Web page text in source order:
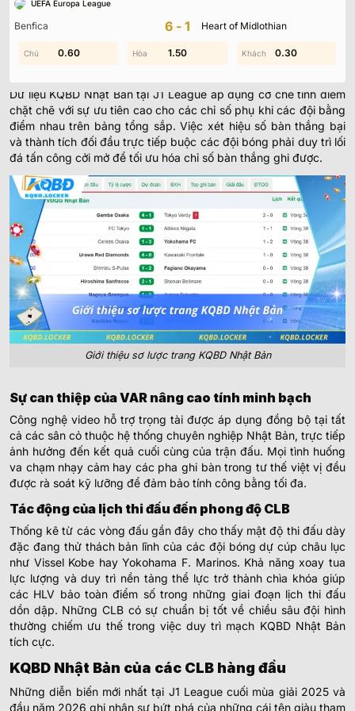
UEFA Europa League
Benfica 6-1 Heart of Midlothian
1.90 1.50 1.90
0.60 1.50 0.30
định về mặt cấu trúc giải đấu cùng tính chuyên nghiệp trong
công tác thống kê dữ liệu.
Dữ liệu KQBD Nhật Bản tại J1 League áp dụng cơ chế tính điểm
chặt chẽ với sự ưu tiên cao cho các chỉ số phụ khi các đội bằng
điểm nhau trên bảng tổng sắp. Việc xét hiệu số bàn thắng bại
và thành tích đối đầu trực tiếp buộc các đội bóng phải duy trì lối
đá tấn công cởi mở để tối ưu hóa chỉ số bàn thắng ghi được.
Giới thiệu sơ lược trang KQBD Nhật Bản
Sự can thiệp của VAR nâng cao tính minh bạch
Công nghệ video hỗ trợ trọng tài được áp dụng đồng bộ tại tất
cả các sân cỏ thuộc hệ thống chuyên nghiệp Nhật Bản, trực tiếp
ảnh hưởng đến kết quả cuối cùng của trận đấu. Mọi tình huống
va chạm nhạy cảm hay các pha ghi bàn trong tư thế việt vị đều
được rà soát kỹ lưỡng để đảm bảo tính công bằng tối đa.
Tác động của lịch thi đấu đến phong độ CLB
Thống kê từ các vòng đấu gần đây cho thấy mật độ thi đấu dày
đặc đang thử thách bản lĩnh của các đội bóng dự cúp châu lục
như Vissel Kobe hay Yokohama F. Marinos. Khả năng xoay tua
lực lượng và duy trì nền tảng thể lực trở thành chìa khóa giúp
các HLV bảo toàn điểm số trong những giai đoạn lịch thi đấu
dồn dập. Những CLB có sự chuẩn bị tốt về chiều sâu đội hình
thường chiếm ưu thế trong việc duy trì mạch KQBD Nhật Bản
tích cực.
KQBD Nhật Bản của các CLB hàng đầu
Những diễn biến mới nhất tại J1 League cuối mùa giải 2025 và
đầu năm 2026 ghi nhận sự bứt phá của những cái tên giàu tham